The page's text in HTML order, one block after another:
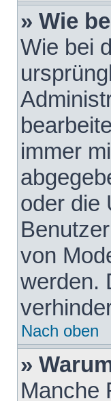
» Wie
Wie bei
immer
oder die
von
werden.
Nach oben
»
Manche